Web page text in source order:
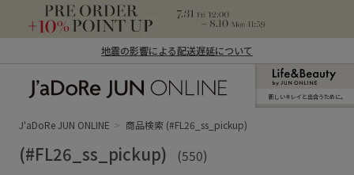
地震の影響による配送遅延について
ン オンライン）
新しいキレイと出合うために。
J'aDoRe JUN ONLINE 商品検索 (#FL26_ss_pickup)
(#FL26_ss_pickup) (550)